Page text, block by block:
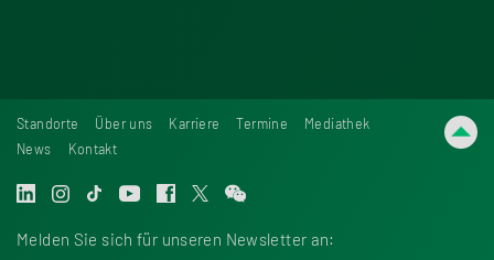
Standorte Über uns Karriere Termine
Mediathek
News
Kontakt
Melden Sie sich für unseren Newsletter an: